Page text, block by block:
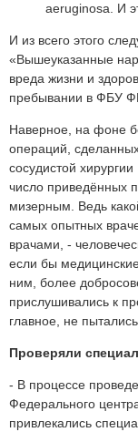
aeruginosa. И
И из всего этого
«Вышеуказанные
вреда жизни и
пребывании в ФБУ
Наверное, на фоне
операций,
сосудистой
число приведённых
мизерным. Ведь
самых опытных
врачами, -
если бы
ним, более
прислушивались к
главное, не
Проверяли
- В процессе
Федерального
привлекались